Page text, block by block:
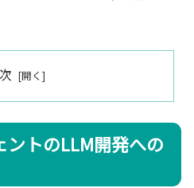
トのLLM開発への